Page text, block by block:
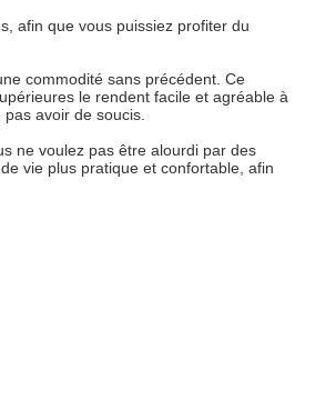
afin que vous puissiez profiter du
commodité sans précédent. Ce
le rendent facile et agréable à
avoir de soucis.
ne voulez pas être alourdi par des
vie plus pratique et confortable, afin